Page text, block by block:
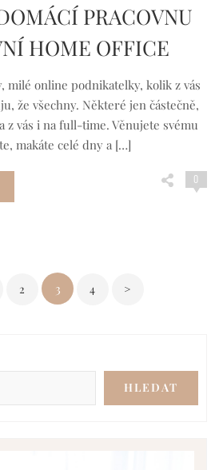
PRACOVNU
HOME OFFICE
milé online podnikatelky, kolik z vás
že všechny. Některé jen částečně,
z vás i na full-time. Věnujete svému
makáte celé dny a […]
0
2 3 4 >
HLEDAT